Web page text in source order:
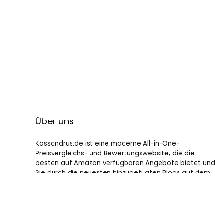
Über uns
Kassandrus.de ist eine moderne All-in-One-
Preisvergleichs- und Bewertungswebsite, die die
besten auf Amazon verfügbaren Angebote bietet und
Sie durch die neuesten hinzugefügten Blogs auf dem